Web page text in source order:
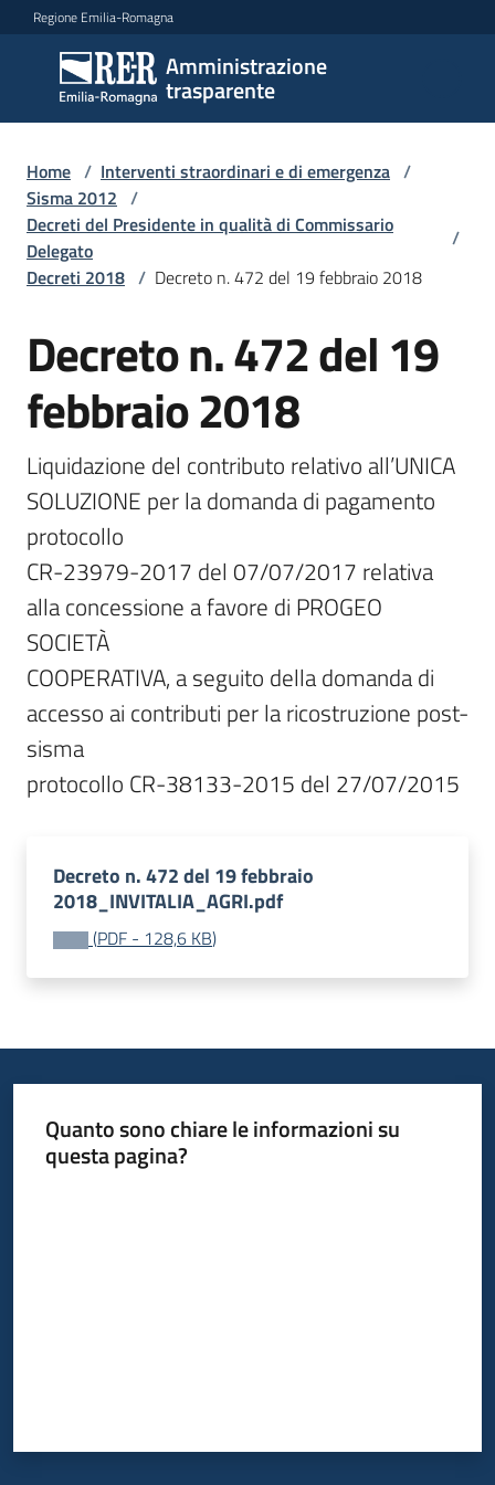
Vai al contenuto
Vai alla navigazione
Vai al footer
Regione Emilia-Romagna
Amministrazione
trasparente
Amministrazione
trasparente
Sottosezioni
Accesso
Home / Interventi straordinari e di emergenza /
Sisma 2012 /
Decreti del Presidente in qualità di Commissario
Delegato
/
Decreti 2018 / Decreto n. 472 del 19 febbraio 2018
Decreto n. 472 del 19
febbraio 2018
Liquidazione del contributo relativo all’UNICA
SOLUZIONE per la domanda di pagamento
protocollo
CR-23979-2017 del 07/07/2017 relativa
alla concessione a favore di PROGEO
SOCIETÀ
COOPERATIVA, a seguito della domanda di
accesso ai contributi per la ricostruzione post-
sisma
protocollo CR-38133-2015 del 27/07/2015
Decreto n. 472 del 19 febbraio
2018_INVITALIA_AGRI.pdf
(PDF - 128,6 KB)
Quanto sono chiare le informazioni su
questa pagina?